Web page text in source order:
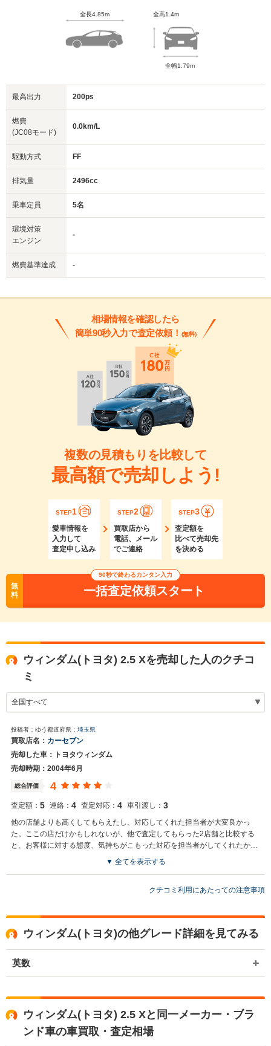
全長4.85m 全高1.4m
全幅1.79m
最高出力 200ps
燃費
(JC08モード)
0.0km/L
駆動方式 FF
排気量 2496cc
乗車定員 5名
環境対策
エンジン
-
燃費基準達成 -
相場情報を確認したら
簡単90秒入力で査定依頼！ (無料)
複数の見積もりを比較して
最高額で売却しよう!
STEP1
愛車情報を
入力して
査定申し込み
STEP2
買取店から
電話、メール
でご連絡
STEP3
査定額を
比べて売却先
を決める
無
料
90秒で終わるカンタン入力
一括査定依頼スタート
ウィンダム(トヨタ) 2.5 Xを売却した人のクチコ
ミ
投稿者：ゆう都道府県： 埼玉県
買取店名： カーセブン
売却した車：トヨタウィンダム
売却時期：2004年6月
総合評価 4
査定額： 5 連絡： 4 査定対応： 4 車引渡し： 3
他の店舗よりも高くしてもらえたし、対応してくれた担当者が大変良かっ
た。ここの店だけかもしれないが、他で査定してもらった2店舗と比較する
と、お客様に対する態度、気持ちがこもった対応を担当者がしてくれたか
▼ 全てを表示する
クチコミ利用にあたっての注意事項
ウィンダム(トヨタ)の他グレード詳細を見てみる
英数
ウィンダム(トヨタ) 2.5 Xと同一メーカー・ブラ
ンド車の車買取・査定相場